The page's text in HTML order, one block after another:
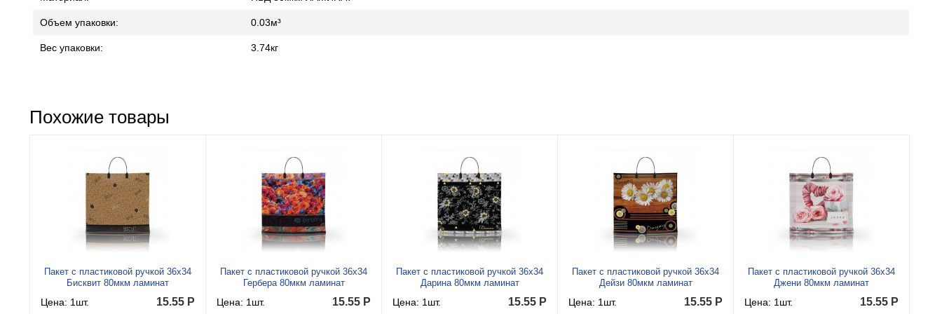
Объем упаковки: 0.03м³
Вес упаковки: 3.74кг
Похожие товары
Пакет с пластиковой ручкой 36x34
Бисквит 80мкм ламинат
Цена: 1шт. 15.55 Р
Пакет с пластиковой ручкой 36x34
Гербера 80мкм ламинат
Цена: 1шт. 15.55 Р
Пакет с пластиковой ручкой 36x34
Дарина 80мкм ламинат
Цена: 1шт. 15.55 Р
Пакет с пластиковой ручкой 36x34
Дейзи 80мкм ламинат
Цена: 1шт. 15.55 Р
Пакет с пластиковой ручкой 36x34
Джени 80мкм ламинат
Цена: 1шт. 15.55 Р